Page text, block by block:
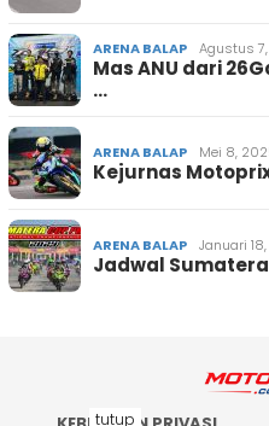
ARENA BALAP Agustus
Mas ANU dari
…
ARENA BALAP Mei 8,
Kejurnas
ARENA BALAP Januari
Jadwal Sumatera
tutup